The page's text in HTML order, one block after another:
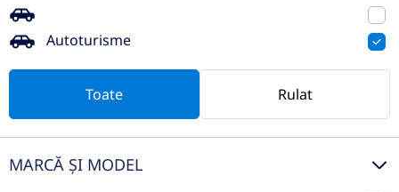
13.700€
TVA inclus deductibil
Autoturisme
Toate Rulat
MARCĂ ȘI MODEL